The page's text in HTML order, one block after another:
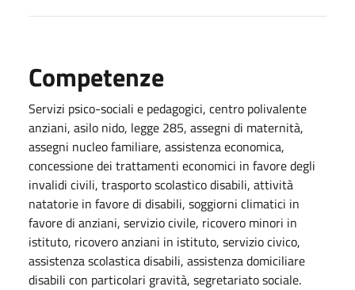
Competenze
Servizi psico-sociali e pedagogici, centro polivalente
anziani, asilo nido, legge 285, assegni di maternità,
assegni nucleo familiare, assistenza economica,
concessione dei trattamenti economici in favore degli
invalidi civili, trasporto scolastico disabili, attività
natatorie in favore di disabili, soggiorni climatici in
favore di anziani, servizio civile, ricovero minori in
istituto, ricovero anziani in istituto, servizio civico,
assistenza scolastica disabili, assistenza domiciliare
disabili con particolari gravità, segretariato sociale.